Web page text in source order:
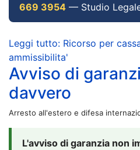
669 3954 — Studio
Leggi tutto: Ricorso per
ammissibilita'
Avviso di
davvero
Arresto all'estero e difesa
L'avviso di garanzia non